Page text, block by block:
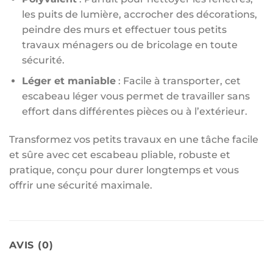
les puits de lumière, accrocher des décorations,
peindre des murs et effectuer tous petits
travaux ménagers ou de bricolage en toute
sécurité.
Léger et maniable: Facile à transporter, cet
escabeau léger vous permet de travailler sans
effort dans différentes pièces ou à l’extérieur.
Transformez vos petits travaux en une tâche facile
et sûre avec cet escabeau pliable, robuste et
pratique, conçu pour durer longtemps et vous
offrir une sécurité maximale.
AVIS (0)